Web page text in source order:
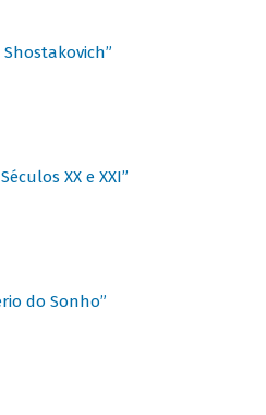
XX e XXI”
do Sonho”